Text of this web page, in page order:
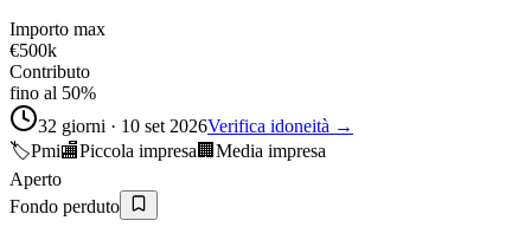
Importo max
€500k
Contributo
fino al 50%
32 giorni · 10 set 2026Verifica idoneità →
🏷️Pmi🏬Piccola impresa 🏢 Media impresa
Aperto
Fondo perduto